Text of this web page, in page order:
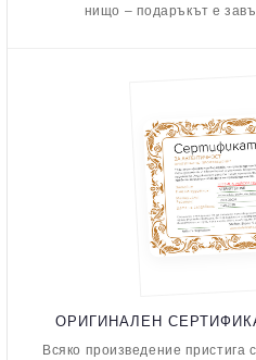
нищо – подаръкът е
ОРИГИНАЛЕН
Всяко произведение